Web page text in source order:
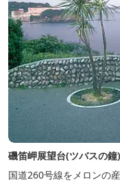
磯笛岬展望台(ツバスの鐘)
国道260号線をメロンの